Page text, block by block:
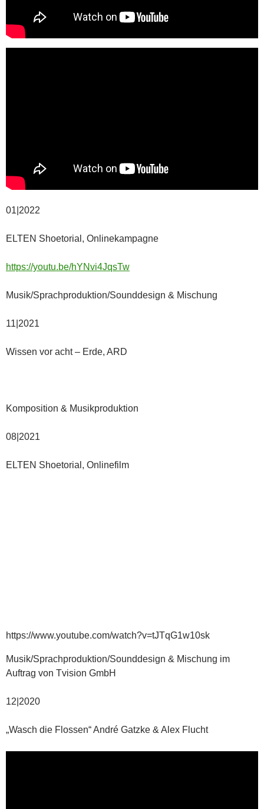
01|2022
ELTEN Shoetorial, Onlinekampagne
https://youtu.be/hYNvi4JqsTw
Musik/Sprachproduktion/Sounddesign & Mischung
11|2021
Wissen vor acht – Erde, ARD
Komposition & Musikproduktion
08|2021
ELTEN Shoetorial, Onlinefilm
https://www.youtube.com/watch?v=tJTqG1w10sk
Musik/Sprachproduktion/Sounddesign & Mischung im
Auftrag von Tvision GmbH
12|2020
„Wasch die Flossen“ André Gatzke & Alex Flucht